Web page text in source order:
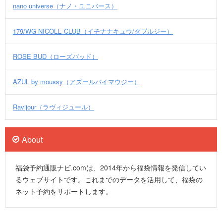
nano universe（ナノ・ユニバース）
179/WG NICOLE CLUB（イチナナキュウ/ダブルジー）
ROSE BUD（ローズバッド）
AZUL by moussy（アズールバイマウジー）
Ravijour（ラヴィジュール）
About
福袋予約通販ナビ.comは、2014年から福袋情報を発信してい
るウェブサイトです。これまでのデータを活用して、福袋の
ネット予約をサポートします。